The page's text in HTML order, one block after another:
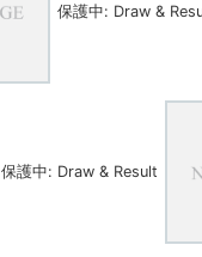
保護中: Draw &
保護中: Draw & Result